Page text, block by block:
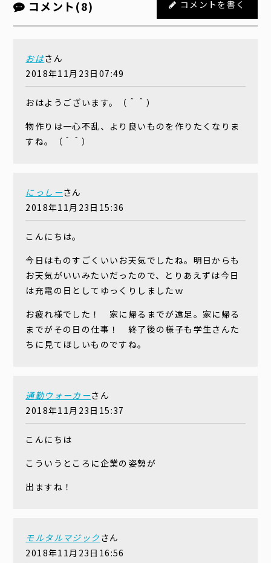
コメント(8) コメントを書く
おはさん
2018年11月23日07:49
おはようございます。（＾＾）
物作りは一心不乱、より良いものを作りたくなりま
すね。（＾＾）
にっしーさん
2018年11月23日15:36
こんにちは。
今日はものすごくいいお天気でしたね。明日からも
お天気がいいみたいだったので、とりあえずは今日
は充電の日としてゆっくりしましたｗ
お疲れ様でした！ 家に帰るまでが遠足。家に帰る
までがその日の仕事！ 終了後の様子も学生さんた
ちに見てほしいものですね。
通勤ウォーカーさん
2018年11月23日15:37
こんにちは
こういうところに企業の姿勢が
出ますね！
モルタルマジックさん
2018年11月23日16:56